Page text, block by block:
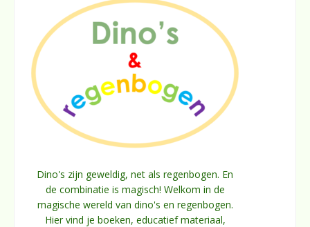
Dino's zijn geweldig, net als regenbogen. En
de combinatie is magisch! Welkom in de
magische wereld van dino's en regenbogen.
Hier vind je boeken, educatief materiaal,